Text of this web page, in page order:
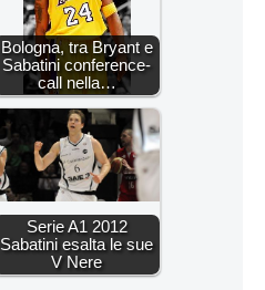
Bologna, tra Bryant e
Sabatini conference-
call nella…
Serie A1 2012
Sabatini esalta le sue
V Nere